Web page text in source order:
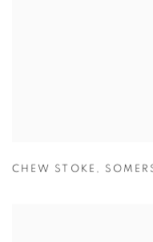
CHEW STOKE